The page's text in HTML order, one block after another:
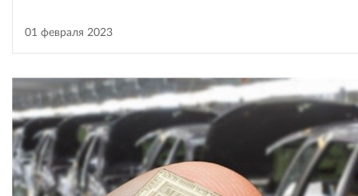
01 февраля 2023